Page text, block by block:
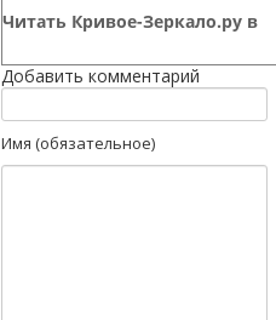
Читать Кривое-Зеркало.ру в
Добавить комментарий
Имя (обязательное)